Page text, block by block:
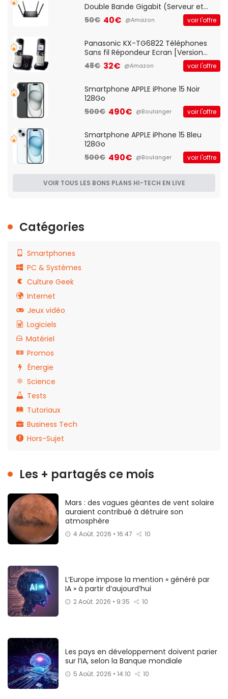
Double Bande Gigabit (Serveur et
Client VPN, Triple Vlan, Mode Point
d'accès et Bridge, contrôle Parental,
50€ 40€ @Amazon voir l'offre
Panasonic KX-TG6822 Téléphones
Sans fil Répondeur Ecran [Version
Française]
48€ 32€ @Amazon voir l'offre
Smartphone APPLE iPhone 15 Noir
128Go
500€ 490€ @Boulanger voir l'offre
Smartphone APPLE iPhone 15 Bleu
128Go
500€ 490€ @Boulanger voir l'offre
VOIR TOUS LES BONS PLANS HI-TECH EN LIVE
Catégories
Smartphones
PC & Systèmes
Culture Geek
Internet
Jeux vidéo
Logiciels
Matériel
Promos
Énergie
Science
Tests
Tutoriaux
Business Tech
Hors-Sujet
Les + partagés ce mois
Mars : des vagues géantes de vent solaire
auraient contribué à détruire son
atmosphère
4 Août. 2026 • 16:47 10
L’Europe impose la mention « généré par
IA » à partir d’aujourd’hui
2 Août. 2026 • 9:35 10
Les pays en développement doivent parier
sur l’IA, selon la Banque mondiale
5 Août. 2026 • 14:10 10